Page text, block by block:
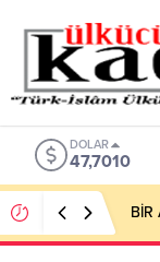
DOLAR
47,7010
BİR